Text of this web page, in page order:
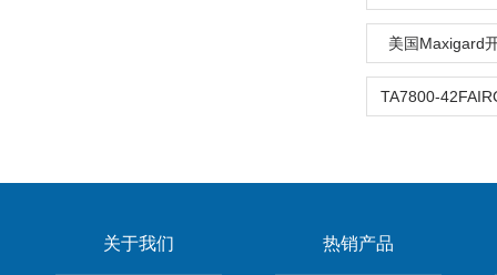
美国Maxigard
关于我们 热销产品